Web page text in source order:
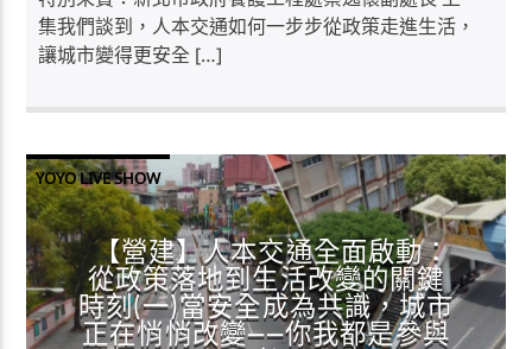
集我們談到，人本交通如何一步步從政策走進生活，
讓城市變得更安全 […]
YOYO LIVE SHOW
【營建】人本交通全面啟動：
從政策落地到生活改變的關鍵
時刻(一)當安全成為共識，城市
正在悄悄改變——你我都是參與